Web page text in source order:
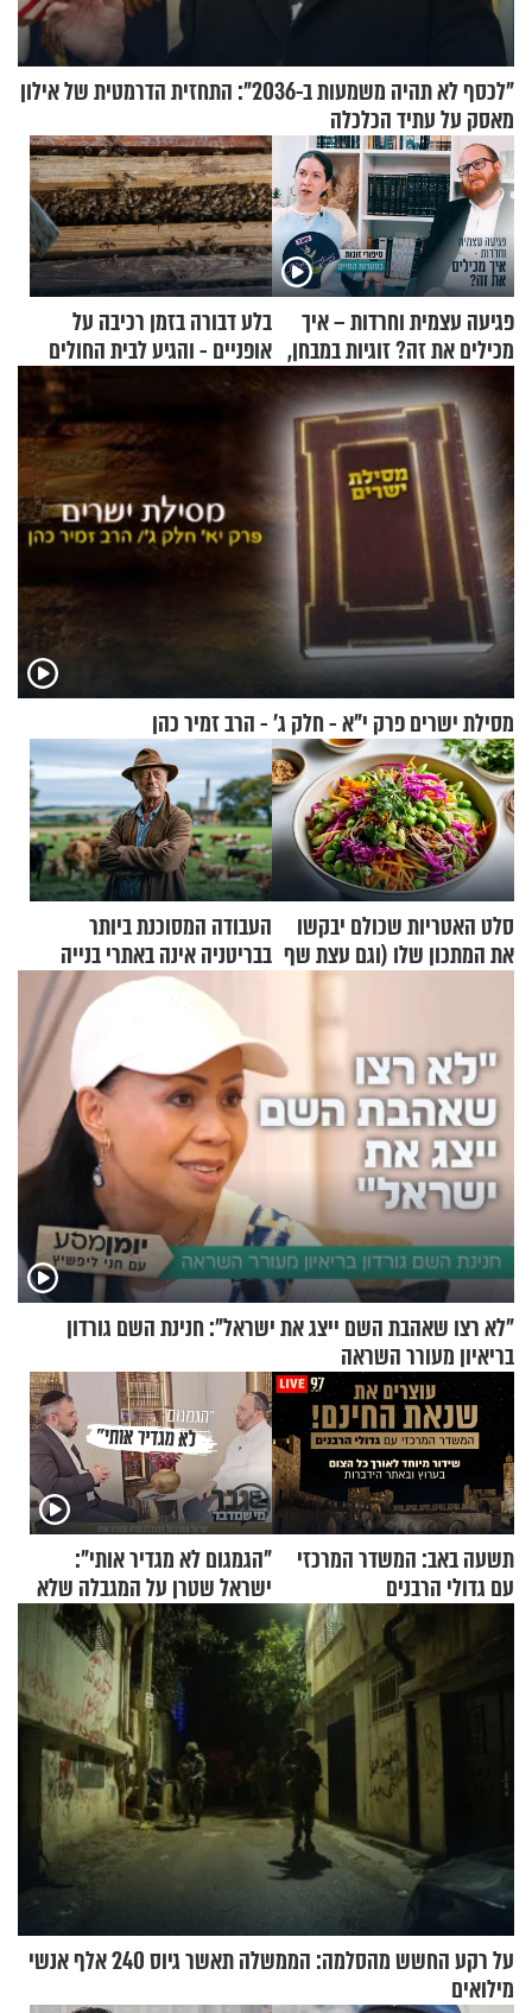
"לכסף לא תהיה משמעות ב-2036": התחזית הדרמטית של אילון
מאסק על עתיד הכלכלה
פגיעה עצמית וחרדות – איך
מכילים את זה? זוגיות במבחן,
הפעם עם יהודית ואלתר כהן
בלע דבורה בזמן רכיבה על
אופניים - והגיע לבית החולים
במצב מסכן חיים
מסילת ישרים פרק י"א - חלק ג’ - הרב זמיר כהן
סלט האטריות שכולם יבקשו
את המתכון שלו (וגם עצת שף
העבודה המסוכנת ביותר
בבריטניה אינה באתרי בנייה
אלא דווקא בשדות
"לא רצו שאהבת השם ייצג את ישראל": חנינת השם גורדון
בריאיון מעורר השראה
תשעה באב: המשדר המרכזי
עם גדולי הרבנים
"הגמגום לא מגדיר אותי":
ישראל שטרן על המגבלה שלא
עוצרת אותו
על רקע החשש מהסלמה: הממשלה תאשר גיוס 240 אלף אנשי
מילואים